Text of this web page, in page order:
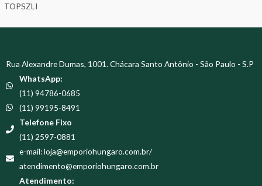
TOPSZLI
Rua Alexandre Dumas, 1001. Chácara Santo Antônio - São Paulo - S.P
WhatsApp:
(11) 94786-0685
(11) 99195-8491
Telefone Fixo
(11) 2597-0881
e-mail: loja@emporiohungaro.com.br/
atendimento@emporiohungaro.com.br
Atendimento: